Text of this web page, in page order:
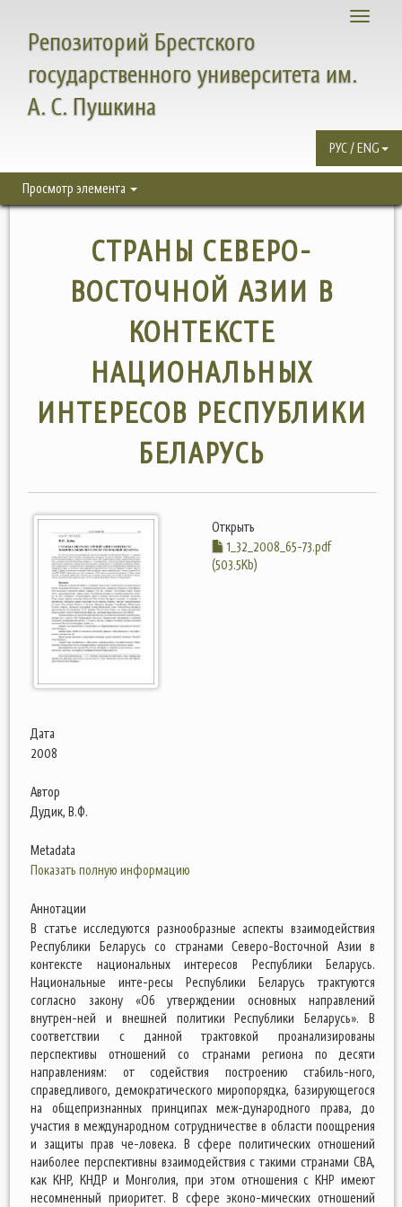
Toggle
Репозиторий Брестского
государственного университета им.
А. С. Пушкина
РУС / ENG
Просмотр элемента
СТРАНЫ СЕВЕРО-
ВОСТОЧНОЙ АЗИИ В
КОНТЕКСТЕ
НАЦИОНАЛЬНЫХ
ИНТЕРЕСОВ РЕСПУБЛИКИ
БЕЛАРУСЬ
Открыть
1_32_2008_65-73.pdf
(503.5Kb)
Дата
2008
Автор
Дудик, В.Ф.
Metadata
Показать полную информацию
Аннотации
В статье исследуются разнообразные аспекты взаимодействия
Республики Беларусь со странами Северо-Восточной Азии в
контексте национальных интересов Республики Беларусь.
Национальные инте-ресы Республики Беларусь трактуются
согласно закону «Об утверждении основных направлений
внутрен-ней и внешней политики Республики Беларусь». В
соответствии с данной трактовкой проанализированы
перспективы отношений со странами региона по десяти
направлениям: от содействия построению стабиль-ного,
справедливого, демократического миропорядка, базирующегося
на общепризнанных принципах меж-дународного права, до
участия в международном сотрудничестве в области поощрения
и защиты прав че-ловека. В сфере политических отношений
наиболее перспективны взаимодействия с такими странами СВА,
как КНР, КНДР и Монголия, при этом отношения с КНР имеют
несомненный приоритет. В сфере эконо-мических отношений